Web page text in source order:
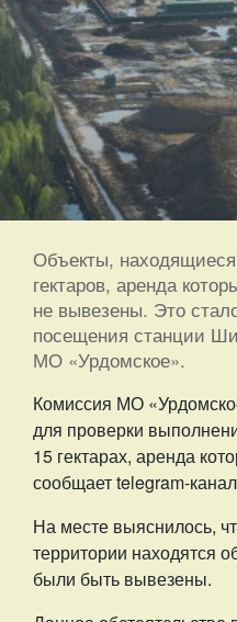
Объекты,
гектаров, аренда
не вывезены. Это
посещения станции
МО «Урдомское».
Комиссия МО
для проверки
15 гектарах, аренда
сообщает telegram-
На месте выяснилось,
территории находятся
были быть вывезены.